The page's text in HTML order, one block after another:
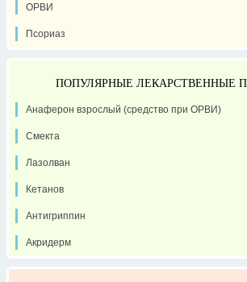
ОРВИ
Псориаз
ПОПУЛЯРНЫЕ ЛЕКАРСТВЕННЫЕ
Анаферон взрослый (средство при ОРВИ)
Смекта
Лазолван
Кетанов
Антигриппин
Акридерм